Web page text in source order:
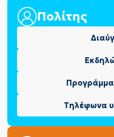
Πολίτης
Τηλέφωνα